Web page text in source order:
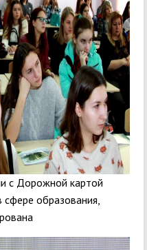
с Дорожной картой
сфере образования,